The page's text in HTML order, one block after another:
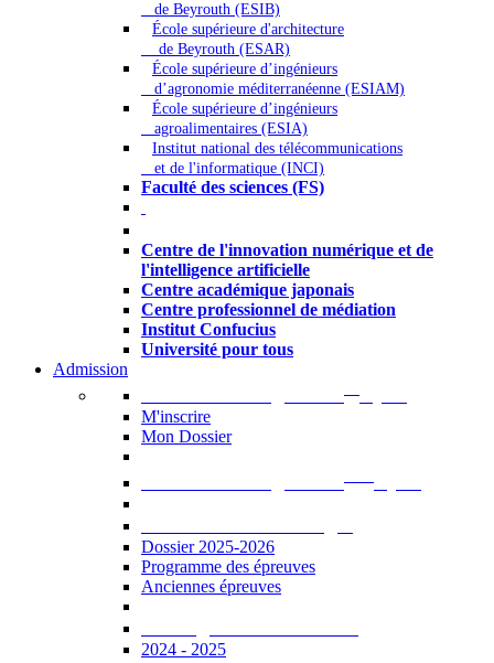
de Beyrouth (ESIB)
École supérieure d'architecture
de Beyrouth (ESAR)
École supérieure d’ingénieurs
d’agronomie méditerranéenne (ESIAM)
École supérieure d’ingénieurs
agroalimentaires (ESIA)
Institut national des télécommunications
et de l'informatique (INCI)
Faculté des sciences (FS)
Centre de l'innovation numérique et de
l'intelligence artificielle
Centre académique japonais
Centre professionnel de médiation
Institut Confucius
Université pour tous
Admission
M'inscrire
Mon Dossier
Dossier 2025-2026
Programme des épreuves
Anciennes épreuves
2024 - 2025